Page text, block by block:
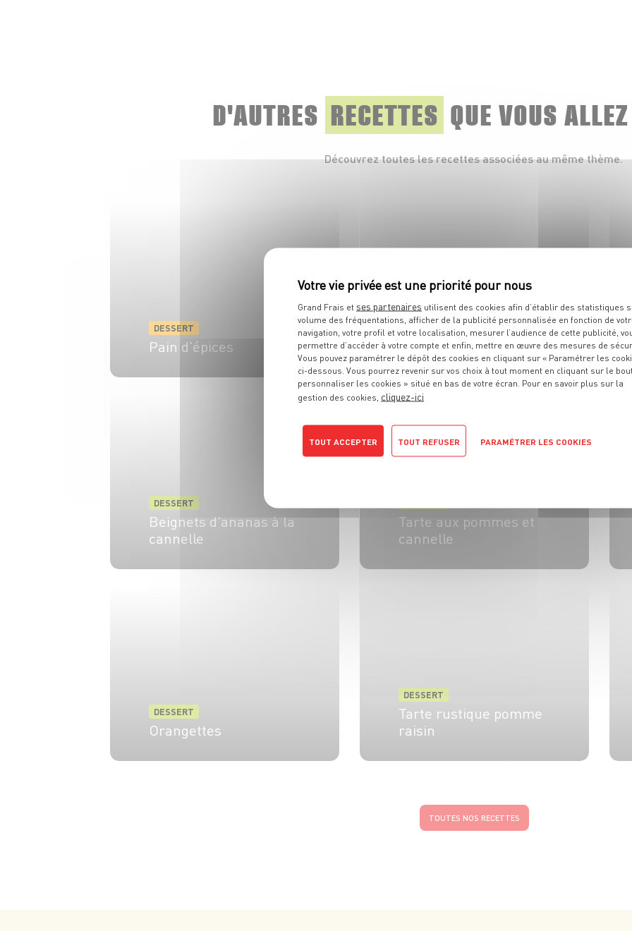
D'AUTRES RECETTES QUE VOUS
Découvrez toutes les recettes associées au même thème.
DESSERT
Pain d'épices
40 min
DESSERT
Madeleines parfumées
à la Fleur d'Oranger
4 pers. 10 min 10 min
DESSERT
Beignets d'ananas à la
cannelle
Tarte aux pommes et
cannelle
DESSERT
Orangettes
DESSERT
Tarte rustique pomme
raisin
TOUTES NOS RECETTES
Grand Frais et ses partenaires utilisent des cookies afin d’établir des statistiques
volume des fréquentations, afficher de la publicité personnalisée en fonction de
navigation, votre profil et votre localisation, mesurer l’audience de cette publicité,
permettre d’accéder à votre compte et enfin, mettre en œuvre des mesures de
Vous pouvez paramétrer le dépôt des cookies en cliquant sur « Paramétrer les
ci-dessous. Vous pourrez revenir sur vos choix à tout moment en cliquant sur le
personnaliser les cookies » situé en bas de votre écran. Pour en savoir plus sur la
gestion des cookies, cliquez-ici
TOUT ACCEPTER TOUT REFUSER PARAMÉTRER LES COOKIES